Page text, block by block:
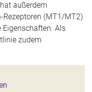
außerdem
(MT1/MT2)
Als
zudem